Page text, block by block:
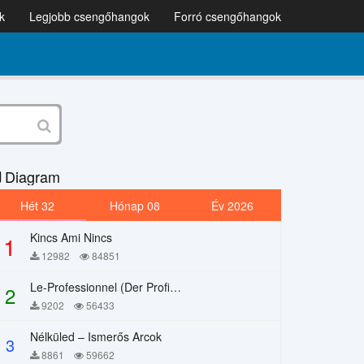
Legjobb csengőhangok Forró csengőhangok
Diagram
Hét 32 Hónap 08 Év 2026
1 Kincs Ami Nincs
12982 84851
2 Le-Professionnel (Der Profi) – Chi Mai
9202 56433
3 Nélküled – Ismerős Arcok
8861 59662